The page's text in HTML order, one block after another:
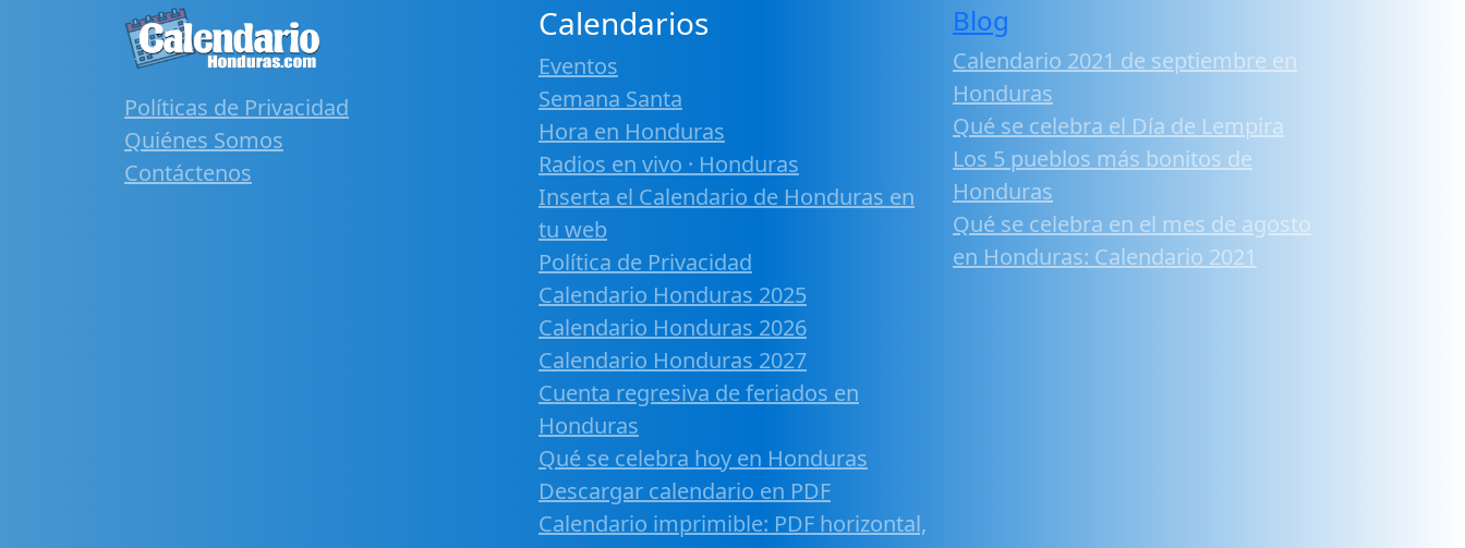
Políticas de Privacidad
Quiénes Somos
Contáctenos
Calendarios
Eventos
Semana Santa
Hora en Honduras
Radios en vivo · Honduras
Inserta el Calendario de Honduras en
tu web
Política de Privacidad
Calendario Honduras 2025
Calendario Honduras 2026
Calendario Honduras 2027
Cuenta regresiva de feriados en
Honduras
Qué se celebra hoy en Honduras
Descargar calendario en PDF
Calendario imprimible: PDF horizontal,
Blog
Calendario 2021 de septiembre en
Honduras
Qué se celebra el Día de Lempira
Los 5 pueblos más bonitos de
Honduras
Qué se celebra en el mes de agosto
en Honduras: Calendario 2021